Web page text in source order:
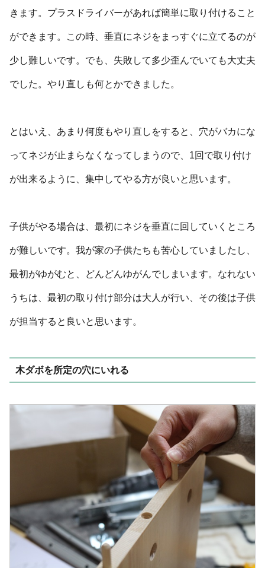
きます。プラスドライバーがあれば簡単に取り付けること
ができます。この時、垂直にネジをまっすぐに立てるのが
少し難しいです。でも、失敗して多少歪んでいても大丈夫
でした。やり直しも何とかできました。
とはいえ、あまり何度もやり直しをすると、穴がバカにな
ってネジが止まらなくなってしまうので、1回で取り付け
が出来るように、集中してやる方が良いと思います。
子供がやる場合は、最初にネジを垂直に回していくところ
が難しいです。我が家の子供たちも苦心していましたし、
最初がゆがむと、どんどんゆがんでしまいます。なれない
うちは、最初の取り付け部分は大人が行い、その後は子供
が担当すると良いと思います。
木ダボを所定の穴にいれる